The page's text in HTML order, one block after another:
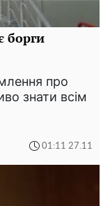
борги
про
знати всім
01:11 27.11